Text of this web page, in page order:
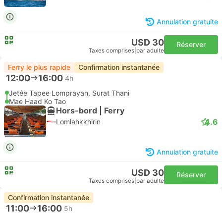
Annulation gratuite
USD 30
Taxes comprises par adulte
Réserver
Ferry le plus rapide Confirmation instantanée
12:00 16:00 4h
Jetée Tapee Lomprayah, Surat Thani
Mae Haad Ko Tao
Hors-bord | Ferry
Lomlahkkhirin 4.6
Annulation gratuite
USD 30
Taxes comprises par adulte
Réserver
Confirmation instantanée
11:00 16:00 5h